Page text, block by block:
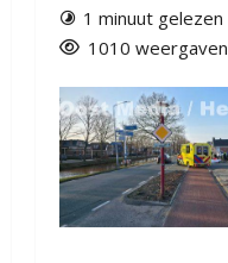
1 minuut gelezen
1010 weergaven